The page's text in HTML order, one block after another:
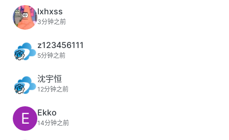
lxhxss
3分钟之前
z123456111
5分钟之前
沈宇恒
12分钟之前
E Ekko
14分钟之前